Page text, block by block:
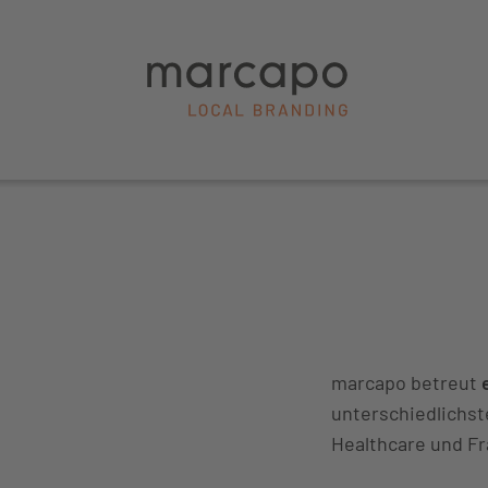
marcapo betreut
Healthcare und